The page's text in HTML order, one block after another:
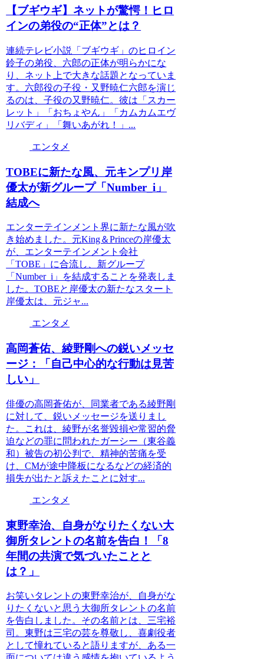
【ブギウギ】ネットが驚愕！ヒロ
インの弟役の“正体”とは？
連続テレビ小説「ブギウギ」のヒロイン
鈴子の弟役、六郎の正体が明らかにな
り、ネット上で大きな話題となっていま
す。六郎役の子役・又野暁仁六郎を演じ
るのは、子役の又野暁仁。彼は「スカー
レット」「おちょやん」「カムカムエヴ
リバディ」「舞いあがれ！」...
エンタメ
TOBEに新たな風、元キンプリ岸
優太が新グループ「Number_i」
結成へ
エンターテインメント界に新たな風が吹
き始めました。元King＆Princeの岸優太
が、エンターテインメント会社
「TOBE」に合流し、新グループ
「Number_i」を結成することを発表しま
した。TOBEと岸優太の新たなスタート
岸優太は、元ジャ...
エンタメ
高岡蒼佑、綾野剛への鋭いメッセ
ージ：「自己中心的な行動は見苦
しい」
俳優の高岡蒼佑が、同業者である綾野剛
に対して、鋭いメッセージを送りまし
た。これは、綾野が名誉毀損や常習的脅
迫などの罪に問われたガーシー（東谷義
和）被告の初公判で、精神的苦痛を受
け、CMが途中降板になるなどの経済的
損失が出たと訴えたことに対す...
エンタメ
東野幸治、自身がなりたくない大
御所タレントの名前を告白！「8
年間の共演で気づいたことと
は？」
お笑いタレントの東野幸治が、自身がな
りたくないと思う大御所タレントの名前
を告白しました。その名前とは、三宅裕
司。東野は三宅の芸を尊敬し、喜劇役者
として憧れていると語りますが、ある一